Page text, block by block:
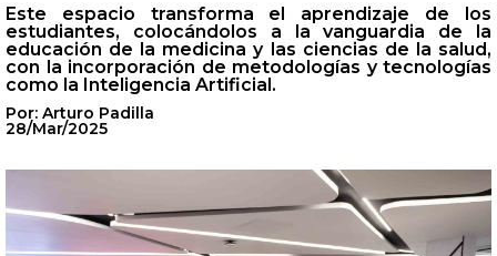
Este espacio transforma el aprendizaje de los
estudiantes, colocándolos a la vanguardia de la
educación de la medicina y las ciencias de la salud,
con la incorporación de metodologías y tecnologías
como la Inteligencia Artificial.
Por: Arturo Padilla
28/Mar/2025